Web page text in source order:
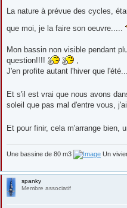
La nature à prévue des cycles,
que moi, je la faire son oeuvre.....
Mon bassin non visible pendant
question!!!!
J'en profite autant l'hiver que
Et s'il est vrai que nous avons
soleil que pas mal d'entre vous, j'ai
Et pour finir, cela m'arrange bien,
Une bassine de 80 m3 Un
spanky
Membre associatif